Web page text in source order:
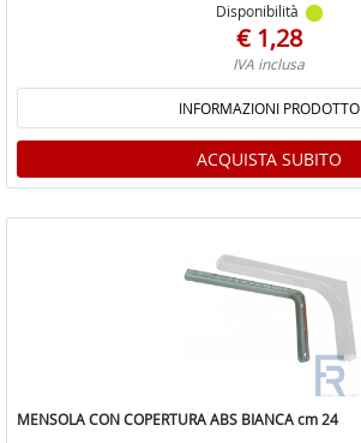
Disponibilità
€ 1,28
IVA inclusa
INFORMAZIONI PRODOTTO
ACQUISTA SUBITO
MENSOLA CON COPERTURA ABS BIANCA cm 24